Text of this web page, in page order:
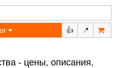
👍 📍
- цены, описания,